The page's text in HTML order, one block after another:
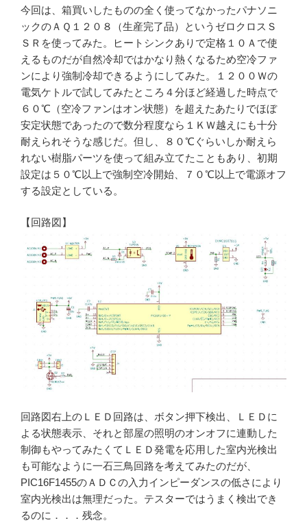
今回は、箱買いしたものの全く使ってなかったパナソニ
ックのＡＱ１２０８（生産完了品）というゼロクロスＳ
ＳＲを使ってみた。ヒートシンクありで定格１０Ａで使
えるものだが自然冷却ではかなり熱くなるため空冷ファ
ンにより強制冷却できるようにしてみた。１２００Ｗの
電気ケトルで試してみたところ４分ほど経過した時点で
６０℃（空冷ファンはオン状態）を超えたあたりでほぼ
安定状態であったので数分程度なら１ＫＷ越えにも十分
耐えられそうな感じだ。但し、８０℃ぐらいしか耐えら
れない樹脂パーツを使って組み立てたこともあり、初期
設定は５０℃以上で強制空冷開始、７０℃以上で電源オフ
する設定としている。
【回路図】
回路図右上のＬＥＤ回路は、ボタン押下検出、ＬＥＤに
よる状態表示、それと部屋の照明のオンオフに連動した
制御もやってみたくてＬＥＤ発電を応用した室内光検出
も可能なように一石三鳥回路を考えてみたのだが、
PIC16F1455のＡＤＣの入力インピーダンスの低さにより
室内光検出は無理だった。テスターではうまく検出でき
るのに．．．残念。